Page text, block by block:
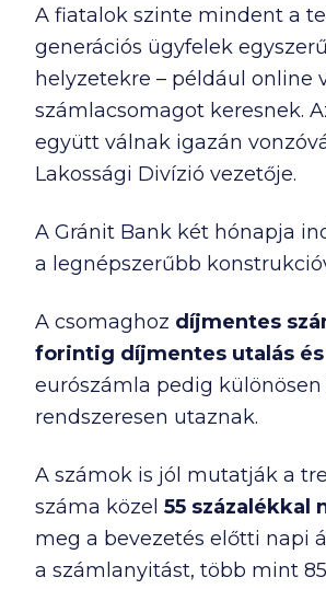
A fiatalok szinte mindent a
generációs ügyfelek
helyzetekre – például online
számlacsomagot keresnek.
együtt válnak igazán
Lakossági Divízió vezetője.
A Gránit Bank két hónapja
a legnépszerűbb
A csomaghoz díjmentes
forintig díjmentes utalás
eurószámla pedig
rendszeresen utaznak.
A számok is jól mutatják a
száma közel 55 százalékkal
meg a bevezetés előtti napi
a számlanyitást, több mint